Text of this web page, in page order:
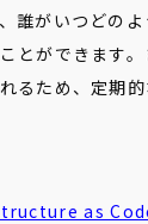
誰がいつどの
とができます
るため、定期
as